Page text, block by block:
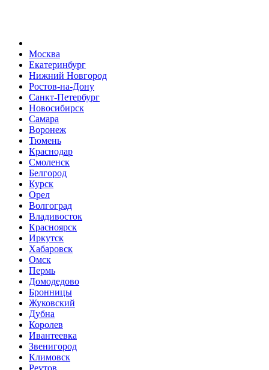
Москва
Екатеринбург
Нижний Новгород
Ростов-на-Дону
Санкт-Петербург
Новосибирск
Самара
Воронеж
Тюмень
Краснодар
Смоленск
Белгород
Курск
Орел
Волгоград
Владивосток
Красноярск
Иркутск
Хабаровск
Омск
Пермь
Домодедово
Бронницы
Жуковский
Дубна
Королев
Ивантеевка
Звенигород
Климовск
Реутов